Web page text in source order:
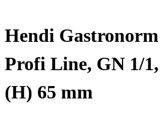
Hendi
Profi Line, GN 1/1,
(H) 65 mm